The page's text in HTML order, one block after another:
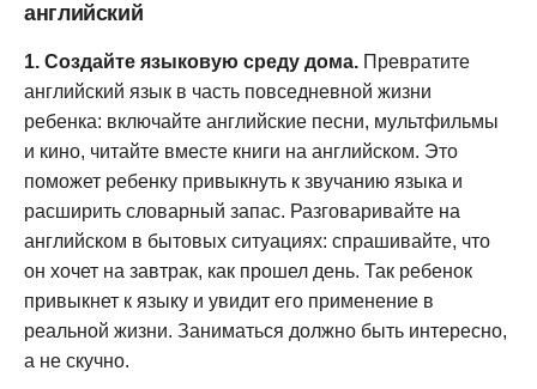
английский
1. Создайте языковую среду дома. Превратите
английский язык в часть повседневной жизни
ребенка: включайте английские песни, мультфильмы
и кино, читайте вместе книги на английском. Это
поможет ребенку привыкнуть к звучанию языка и
расширить словарный запас. Разговаривайте на
английском в бытовых ситуациях: спрашивайте, что
он хочет на завтрак, как прошел день. Так ребенок
привыкнет к языку и увидит его применение в
реальной жизни. Заниматься должно быть интересно,
а не скучно.